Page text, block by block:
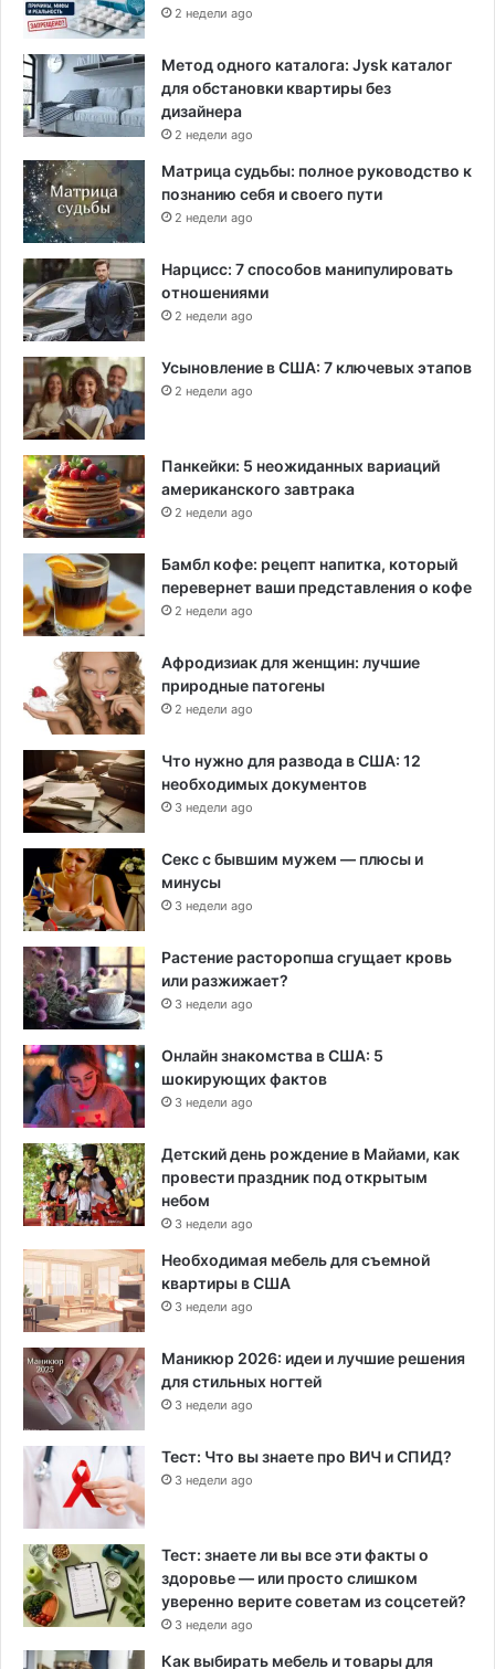
а
1
0
0
в
ы
ш
е
ч
е
м
с
о
о
б
щ
а
л
ь
2 недели ago
Метод одного каталога: Jysk каталог
для обстановки квартиры без
дизайнера
2 недели ago
Матрица судьбы: полное руководство к
познанию себя и своего пути
2 недели ago
Нарцисс: 7 способов манипулировать
отношениями
2 недели ago
Усыновление в США: 7 ключевых этапов
2 недели ago
Панкейки: 5 неожиданных вариаций
американского завтрака
2 недели ago
Бамбл кофе: рецепт напитка, который
перевернет ваши представления о кофе
2 недели ago
Афродизиак для женщин: лучшие
природные патогены
2 недели ago
Что нужно для развода в США: 12
необходимых документов
3 недели ago
Секс с бывшим мужем — плюсы и
минусы
3 недели ago
Растение расторопша сгущает кровь
или разжижает?
3 недели ago
Онлайн знакомства в США: 5
шокирующих фактов
3 недели ago
Детский день рождение в Майами, как
провести праздник под открытым
небом
3 недели ago
Необходимая мебель для съемной
квартиры в США
3 недели ago
Маникюр 2026: идеи и лучшие решения
для стильных ногтей
3 недели ago
Тест: Что вы знаете про ВИЧ и СПИД?
3 недели ago
Тест: знаете ли вы все эти факты о
здоровье — или просто слишком
уверенно верите советам из соцсетей?
3 недели ago
Как выбирать мебель и товары для